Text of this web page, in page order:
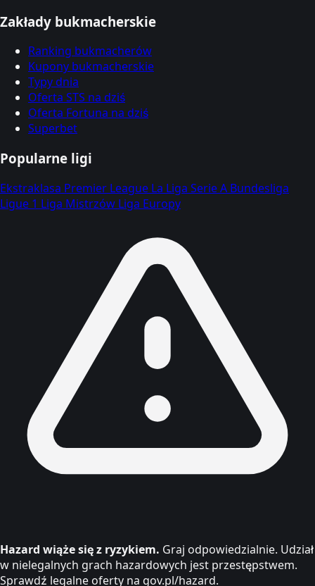
Zakłady bukmacherskie
Ranking bukmacherów
Kupony bukmacherskie
Typy dnia
Oferta STS na dziś
Oferta Fortuna na dziś
Superbet
Popularne ligi
Ekstraklasa Premier League La Liga Serie A Bundesliga
Ligue 1 Liga Mistrzów Liga Europy
Hazard wiąże się z ryzykiem. Graj odpowiedzialnie. Udział
w nielegalnych grach hazardowych jest przestępstwem.
Sprawdź legalne oferty na gov.pl/hazard.